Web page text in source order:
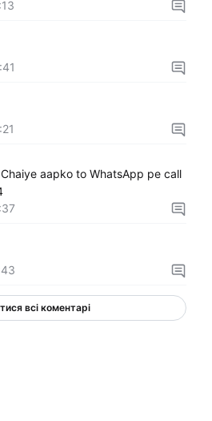
aapko to WhatsApp pe call
всі коментарі